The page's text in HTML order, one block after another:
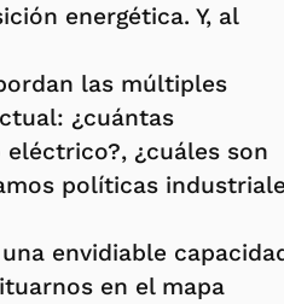
energética. Y, al
las múltiples
¿cuántas
¿cuáles son
políticas
envidiable
en el mapa